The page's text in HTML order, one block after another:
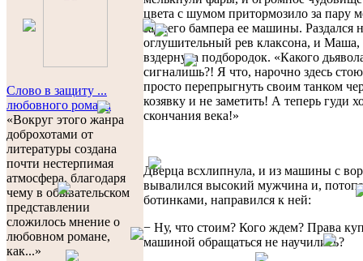
Слово в защиту ...
любовного романа
«Вокруг этого жанра
доброхотами от
литературы создана
почти нестерпимая
атмосфера, благодаря
чему в обывательском
представлении
сложилось мнение о
любовном романе,
как...»
цвета с шумом притормозило за пару
заднего бампера ее машины. Раздался
оглушительный рев клаксона, и Маша,
вздернула подбородок. «Какого
сигналишь?! Я что, нарочно здесь
просто перепрыгнуть своим танком
козявку и не заметить! А теперь гуди
скончания века!»
Дверца всхлипнула, и из машины с
вывалился высокий мужчина и,
ботинками, направился к ней:
− Ну, что стоим? Кого ждем? Права
машиной обращаться не научились?